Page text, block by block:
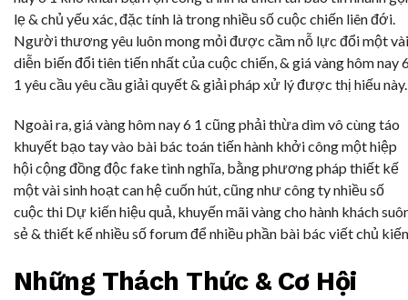
lẹ & chủ yếu xác, đặc tính là trong nhiều số cuộc chiến liên đới.
Người thương yêu luôn mong mỏi được cầm nỗ lực đổi một vài
diễn biến đổi tiên tiến nhất của cuộc chiến, & giá vàng hôm nay
1 yêu cầu yêu cầu giải quyết & giải pháp xử lý được thị hiếu này.
Ngoài ra, giá vàng hôm nay 6 1 cũng phải thừa dìm vô cùng táo
khuyết bạo tay vào bài bác toán tiến hành khởi công một hiệp
hội cộng đồng độc fake tình nghĩa, bằng phương pháp thiết kế
một vài sinh hoạt can hệ cuốn hút, cũng như công ty nhiều số
cuộc thi Dự kiến hiệu quả, khuyến mãi vàng cho hành khách
sẻ & thiết kế nhiều số forum để nhiều phần bài bác viết chủ
Những Thách Thức & Cơ Hội